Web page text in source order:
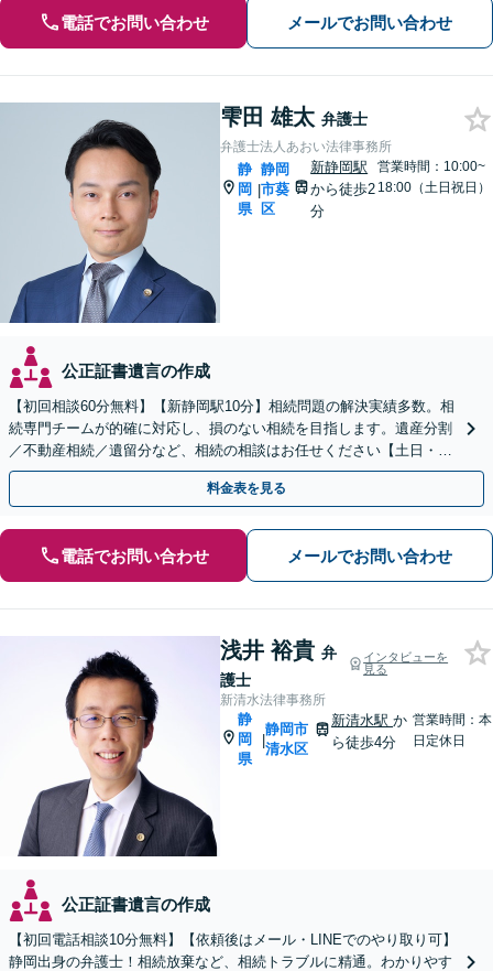
電話でお問い合わせ メールでお問い合わせ
雫田 雄太 弁護士
弁護士法人あおい法律事務所
静
岡
県
|
静岡
市葵
区
新静岡駅
から徒歩2
分
営業時間：10:00~
18:00（土日祝日）
公正証書遺言の作成
【初回相談60分無料】【新静岡駅10分】相続問題の解決実績多数。相
続専門チームが的確に対応し、損のない相続を目指します。遺産分割
／不動産相続／遺留分など、相続の相談はお任せください【土日・夜
間相談可】登記・税の申告などアフターフォローも対応
料金表を見る
電話でお問い合わせ メールでお問い合わせ
浅井 裕貴 弁
護士
インタビューを
見る
新清水法律事務所
静
岡
県
|
静岡市
清水区
新清水駅か
ら徒歩4分
営業時間：本
日定休日
公正証書遺言の作成
【初回電話相談10分無料】【依頼後はメール・LINEでのやり取り可】
静岡出身の弁護士！相続放棄など、相続トラブルに精通。わかりやす